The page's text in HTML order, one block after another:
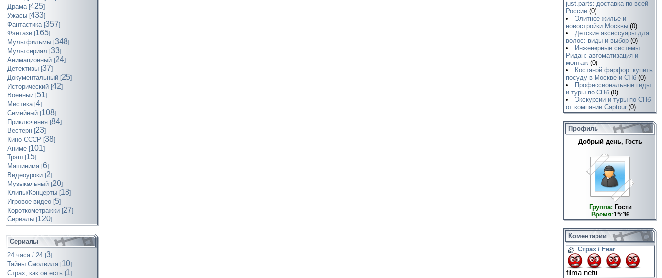
Драма [425]
Ужасы [433]
Фантастика [357]
Фэнтази [165]
Мультфильмы [348]
Мультсериал [33]
Анимационный [24]
Детективы [37]
Документальный [25]
Исторический [42]
Военный [51]
Мистика [4]
Семейный [108]
Приключения [84]
Вестерн [23]
Кино СССР [38]
Аниме [101]
Трэш [15]
Машинима [6]
Видеоуроки [2]
Музыкальный [20]
Клипы/Концерты [18]
Игровое видео [5]
Короткометражки [27]
Cериалы [120]
Сериалы
24 часа / 24 [3]
Тайны Смолвиля [10]
Страх, как он есть [1]
just.parts: доставка по всей
России (0)
Элитное жилье и
новостройки Москвы (0)
Детские аксессуары для
волос: виды и выбор (0)
Инженерные системы
Ридан: автоматизация и
монтаж (0)
Костяной фарфор: купить
посуду в Москве и СПб (0)
Профессиональные гиды
и туры по СПб (0)
Экскурсии и туры по СПб
от компании Captour (0)
Профиль
Добрый день, Гость
Группа: Гости
Время:15:36
Коментарии
Страх / Fear
filma netu